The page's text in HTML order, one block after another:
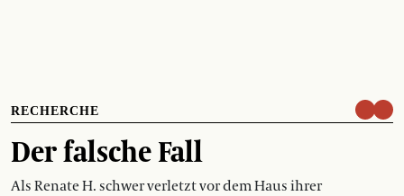
RECHERCHE
Der falsche Fall
Als Renate H. schwer verletzt vor dem Haus ihrer